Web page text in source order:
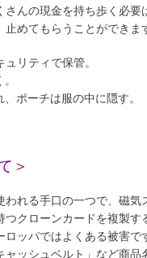
さんの現金を持ち歩く必
止めてもらうことができま
リティで保管。
ポーチは服の中に隠す。
＞
われる手口の一つで、磁
クローンカードを複製
ッパではよくある被害
ッシュベルト」など商